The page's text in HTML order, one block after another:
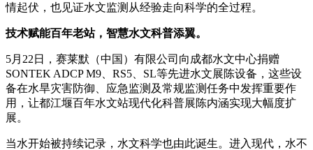
情起伏，也见证水文监测从经验走向科学的全过程。
技术赋能百年老站，智慧水文科普添翼。
5月22日，赛莱默（中国）有限公司向成都水文中心捐赠
SONTEK ADCP M9、RS5、SL等先进水文展陈设备，这些设
备在水旱灾害防御、应急监测及常规监测任务中发挥重要作
用，让都江堰百年水文站现代化科普展陈内涵实现大幅度扩
展。
当水开始被持续记录，水文科学也由此诞生。进入现代，水不